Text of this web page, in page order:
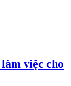
việc cho